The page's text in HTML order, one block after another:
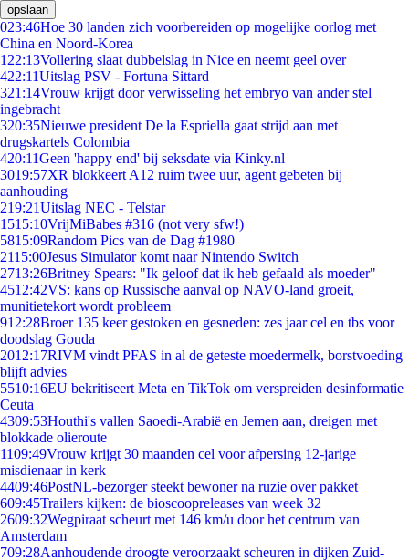
opslaan
023:46Hoe 30 landen zich voorbereiden op mogelijke oorlog met
China en Noord-Korea
1 22:13Vollering slaat dubbelslag in Nice en neemt geel over
422:11Uitslag PSV - Fortuna Sittard
321:14Vrouw krijgt door verwisseling het embryo van ander stel
ingebracht
320:35Nieuwe president De la Espriella gaat strijd aan met
drugskartels Colombia
420:11Geen 'happy end' bij seksdate via Kinky.nl
3019:57XR blokkeert A12 ruim twee uur, agent gebeten bij
aanhouding
219:21Uitslag NEC - Telstar
1515:10VrijMiBabes #316 (not very sfw!)
5815:09Random Pics van de Dag #1980
2115:00Jesus Simulator komt naar Nintendo Switch
2713:26Britney Spears: "Ik geloof dat ik heb gefaald als moeder"
4512:42VS: kans op Russische aanval op NAVO-land groeit,
munitietekort wordt probleem
912:28Broer 135 keer gestoken en gesneden: zes jaar cel en tbs voor
doodslag Gouda
2012:17RIVM vindt PFAS in al de geteste moedermelk, borstvoeding
blijft advies
5510:16EU bekritiseert Meta en TikTok om verspreiden desinformatie
Ceuta
4309:53Houthi's vallen Saoedi-Arabië en Jemen aan, dreigen met
blokkade olieroute
1109:49Vrouw krijgt 30 maanden cel voor afpersing 12-jarige
misdienaar in kerk
4409:46PostNL-bezorger steekt bewoner na ruzie over pakket
609:45Trailers kijken: de bioscoopreleases van week 32
2609:32Wegpiraat scheurt met 146 km/u door het centrum van
Amsterdam
709:28Aanhoudende droogte veroorzaakt scheuren in dijken Zuid-